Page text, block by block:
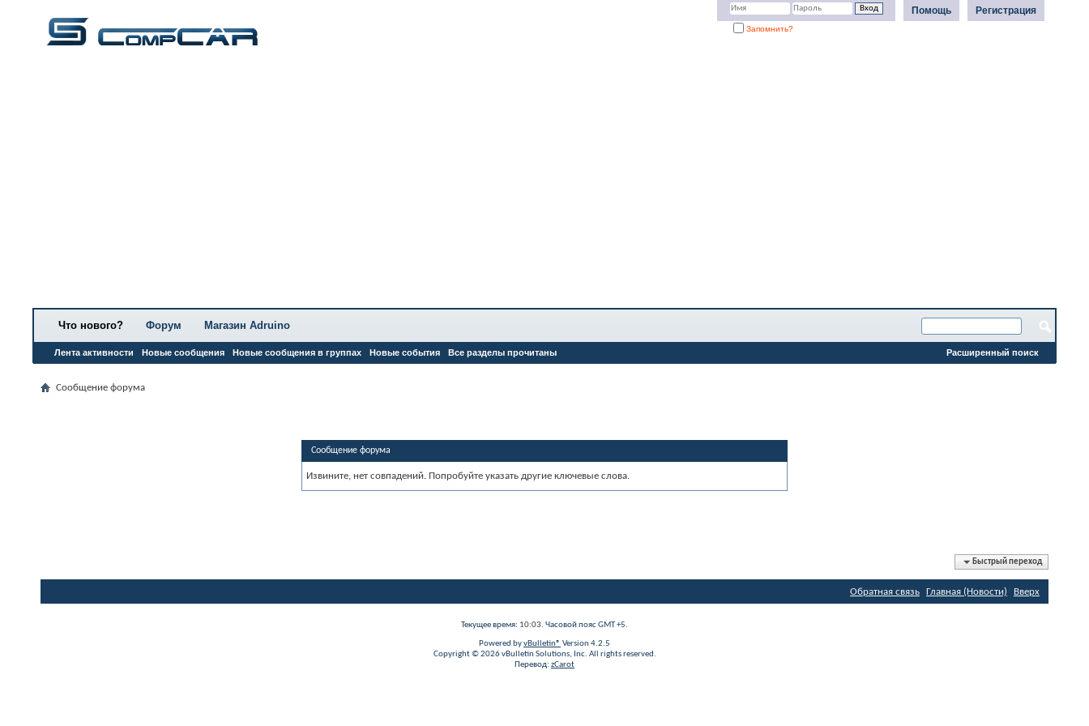
Регистрация
Помощь
Запомнить?
Что нового?
Лента активности Новые сообщения Новые сообщения в группах Новые события Все разделы прочитаны
Форум Магазин Adruino
Расширенный поиск
Сообщение форума
Сообщение форума
Извините, нет совпадений. Попробуйте указать другие ключевые слова.
Быстрый переход
Обратная связь Главная (Новости) Вверх
Текущее время: 10:03. Часовой пояс GMT +5.
Powered byvBulletin® Version 4.2.5
Copyright © 2026 vBulletin Solutions, Inc. All rights reserved.
Перевод: zCarot